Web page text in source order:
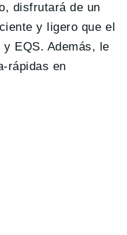
disfrutará de un
y ligero que el
EQS. Además, le
rápidas en